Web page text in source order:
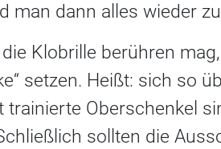
man dann alles wieder
Klobrille berühren
setzen. Heißt: sich so
Oberschenkel
sollten die